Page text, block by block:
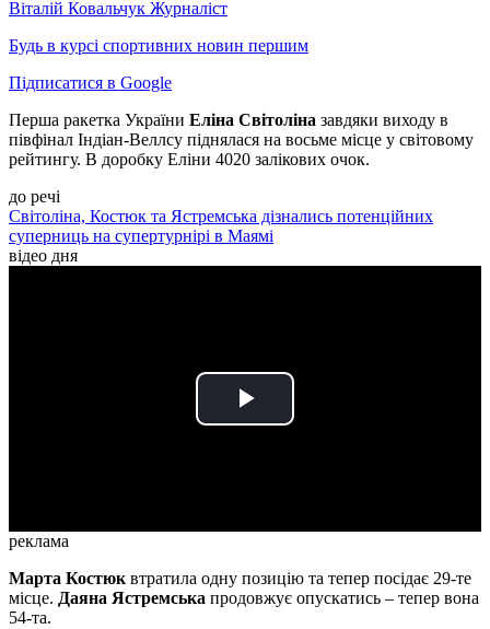
Віталій Ковальчук Журналіст
Будь в курсі спортивних новин першим
Підписатися в Google
Перша ракетка України Еліна Світоліна завдяки виходу в
півфінал Індіан-Веллсу піднялася на восьме місце у світовому
рейтингу. В доробку Еліни 4020 залікових очок.
до речі
Світоліна, Костюк та Ястремська дізнались потенційних
суперниць на супертурнірі в Маямі
відео дня
Play
реклама
Марта Костюквтратила одну позицію та тепер посідає 29-те
місце. Даяна Ястремська продовжує опускатись – тепер вона
54-та.